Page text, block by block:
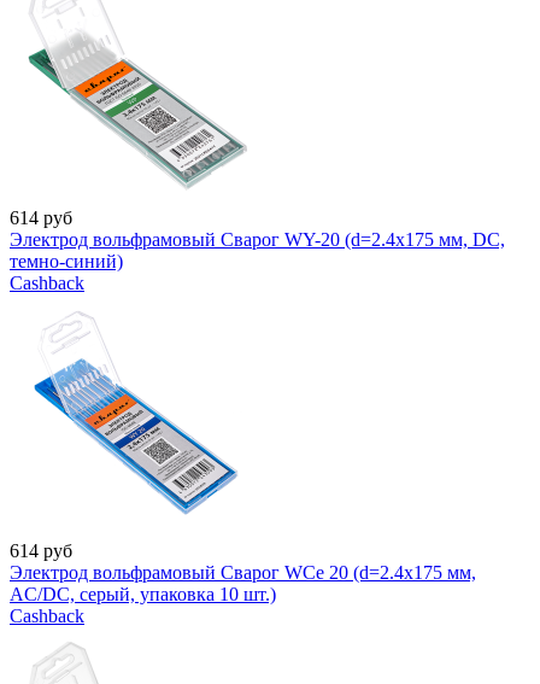
614 руб
Электрод вольфрамовый Сварог WY-20 (d=2.4x175 мм, DC,
темно-синий)
Cashback
614 руб
Электрод вольфрамовый Сварог WCe 20 (d=2.4x175 мм,
AC/DC, серый, упаковка 10 шт.)
Cashback